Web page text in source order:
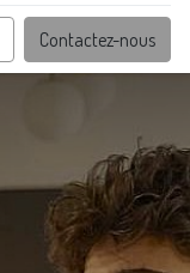
Contactez-nous